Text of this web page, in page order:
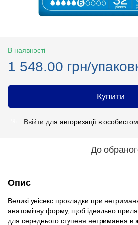
В наявності
1 548.00 грн/
Купити
Ввійти для авторизації в
До
Опис
Великі унісекс прокладки при
анатомічну форму, щоб ідеально
для середнього ступеня нетримання в